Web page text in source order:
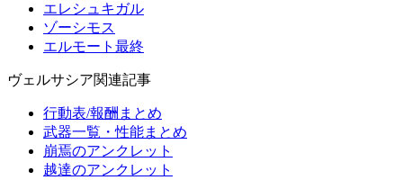
エレシュキガル
ゾーシモス
エルモート最終
ヴェルサシア関連記事
行動表/報酬まとめ
武器一覧・性能まとめ
崩焉のアンクレット
越達のアンクレット